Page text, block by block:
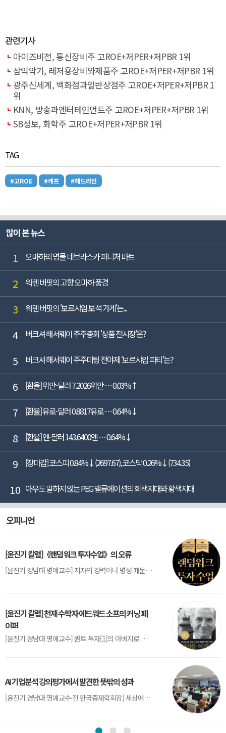
관련기사
아이즈비전, 통신장비주 고ROE+저PER+저PBR 1위
삼익악기, 레저용장비와제품주 고ROE+저PER+저PBR 1위
광주신세계, 백화점과일반상점주 고ROE+저PER+저PBR 1
위
KNN, 방송과엔터테인먼트주 고ROE+저PER+저PBR 1위
SB성보, 화학주 고ROE+저PER+저PBR 1위
TAG
#고ROE #캐프 #헤드라인
많이 본 뉴스
1 오마하의 명물 네브라스카 퍼니처 마트
2 워렌 버핏의 고향 오마하 풍경
3 워렌 버핏의 '보르샤임 보석 가게'는...
4 버크셔 해서웨이 주주총회 '상품 전시장'은?
5 버크셔 해서웨이 주주미팅 전야제 '보르샤임 파티'는?
6 [환율] 위안-달러 7.2026위안 … 0.03%↑
7 [환율] 유로-달러 0.8817유로 … 0.64%↓
8 [환율] 엔-달러 143.6400엔 … 0.64%↓
9 [장마감] 코스피 0.84%↓(2697.67), 코스닥 0.26%↓(734.35)
10 아무도 말하지 않는 PEG 밸류에이션의 회색지대와 황색지대
오피니언
[윤진기 칼럼]《랜덤워크 투자수업》의 오류
[윤진기 경남대 명예교수] 저자의 경력이나 명성 때문인지 2020년에 번역 출판된 《랜덤워크 투자수업》(A Random Walk Down Wall Street) 12판은 표지부터가 거창하다. ‘45년간 12번 개정하며 철저히 검증한 투자서’, ‘전문가 부럽지 않은 투자 감각을 길러주는 위대한 투자지침서’ 라는 은빛 광고문구로 독자를 유혹한다.[1] 출판 50주...
[윤진기 칼럼] 천재 수학자 에드워드 소프의 커닝 페
이퍼
[윤진기 경남대 명예교수] 퀀트 투자[1]의 아버지로 불리는 에드워드 소프(Edward O. Thorp)는 수학계에서 천재로 알려진 인물이다. 그는 수학자이지만, 투자 업계에도 여러 가지 흥미로운 일화를 남겼다.수학을 이용하여 카지노를 이길 수 있는지가 궁금했던 그는 동료 교수가 소개해 준 블랙잭(Blackjack) 전략의 핵심을 손바닥 크기의 종이에 요...
AI 기업분석 강의평가에서 발견한 뜻밖의 성과
[윤진기 경남대 명예교수∙전 한국중재학회장] 세상에는 우연처럼 보이지만 인류의 진보를 이끌어낸 사건들이 있다. 영국의 알렉산더 플레밍(Alexander Fleming)이 곰팡이 핀 페트리 접시(Petri dish)를 버리지 않고[1] 관찰해 페니실린을 발견한 것은 그 대표적 사례다. 무심히 지나쳤다면 결코 없었을 혁신이었다.지난 7월 5일, 필자가 개발한 기업...